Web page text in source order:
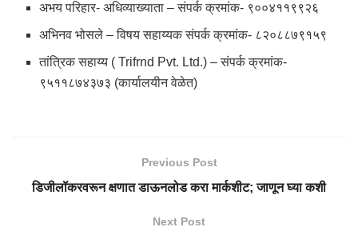
अभय परिहार- अधिव्याख्याता – संपर्क क्रमांक- ९००४११९९२६
अभिनव भोसले – विषय सहाय्यक संपर्क क्रमांक- ८२०८८७९१५९
तांत्रिक सहाय्य ( Trifrnd Pvt. Ltd.) – संपर्क क्रमांक-
९५११८७४३७३ (कार्यालयीन वेळेत)
Previous Post
डिजीलॉकरवरून क्षणात डाऊनलोड करा मार्कशीट; जाणून घ्या कशी
Next Post